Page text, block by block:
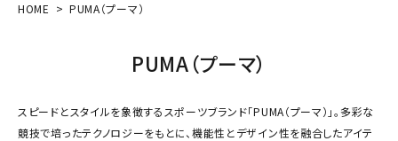
ACCOUNT MENU
person 会員登録
スポーツから選ぶ
HOME PUMA（プーマ）
PUMA（プーマ）
スピードとスタイルを象徴するスポーツブランド「PUMA（プーマ）」。多彩な
競技で培ったテクノロジーをもとに、機能性とデザイン性を融合したアイテ